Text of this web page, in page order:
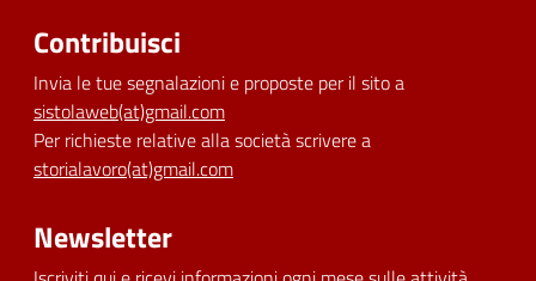
Contribuisci
Invia le tue segnalazioni e proposte per il sito a
sistolaweb(at)gmail.com
Per richieste relative alla società scrivere a
storialavoro(at)gmail.com
Newsletter